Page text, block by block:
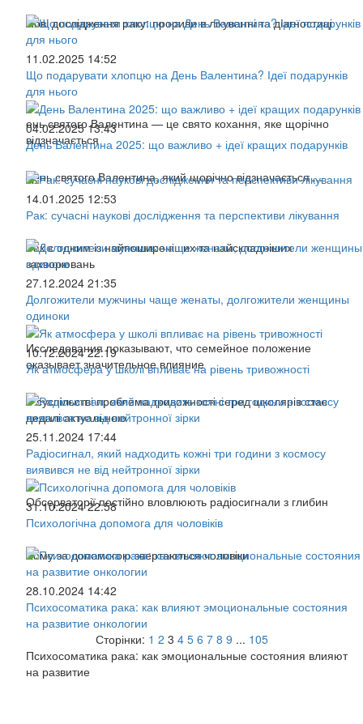
Нові дослідження раку: прориви в лікуванні та діагностиці
11.02.2025 14:52
Що подарувати хлопцю на День Валентина? Ідеї подарунків
для нього
ень святого Валентина — це свято кохання, яке щорічно
відзначається
04.02.2025 13:43
День Валентина 2025: що важливо + ідеї кращих подарунків
День святого Валентина, який щорічно відзначається ...
14.01.2025 12:53
Рак: сучасні наукові дослідження та перспективи лікування
Рак є одним із найпоширеніших та найскладніших
захворювань
27.12.2024 21:35
Долгожители мужчины чаще женаты, долгожители женщины
одиноки
Исследования показывают, что семейное положение
оказывает значительное влияние
10.12.2024 22:19
Як атмосфера у школі впливає на рівень тривожності
У суспільстві проблема тривожності серед школярів стає
дедалі актуальною
25.11.2024 17:44
Радіосигнал, який надходить кожні три години з космосу
виявився не від нейтронної зірки
Обсерваторії постійно вловлюють радіосигнали з глибин
31.10.2024 22:58
Психологічна допомога для чоловіків
Чому за допомогою звертаються чоловіки
28.10.2024 14:42
Психосоматика рака: как влияют эмоциональные состояния
на развитие онкологии
Психосоматика рака: как эмоциональные состояния влияют
на развитие
Сторінки: 1 2 3 4 5 6 7 8 9 ... 105